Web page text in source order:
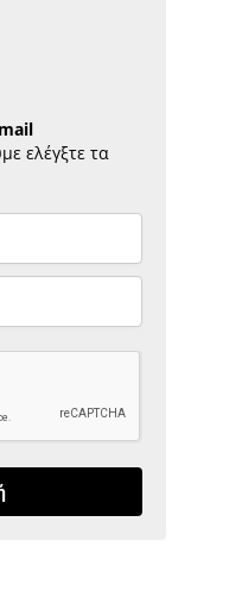
ελέγξτε τα